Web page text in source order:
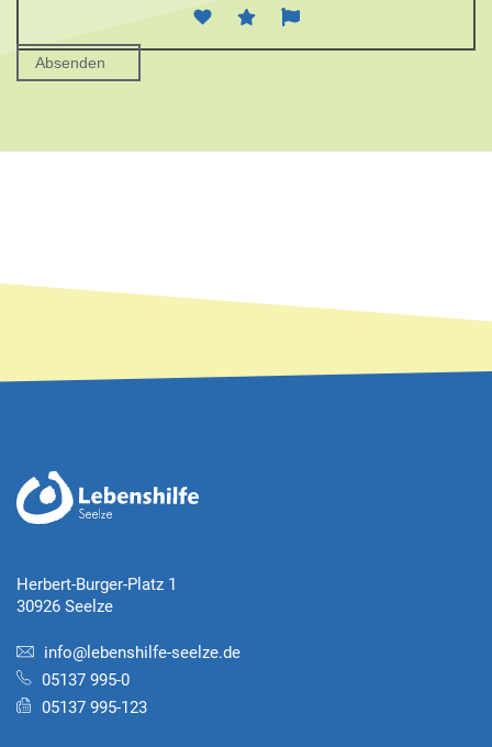
Herbert-Burger-Platz 1
30926 Seelze
info@lebenshilfe-seelze.de
05137 995-0
05137 995-123